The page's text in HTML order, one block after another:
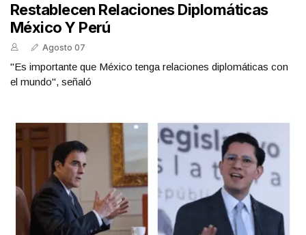
Restablecen Relaciones Diplomáticas
México Y Perú
Agosto 07
"Es importante que México tenga relaciones diplomáticas con
el mundo", señaló